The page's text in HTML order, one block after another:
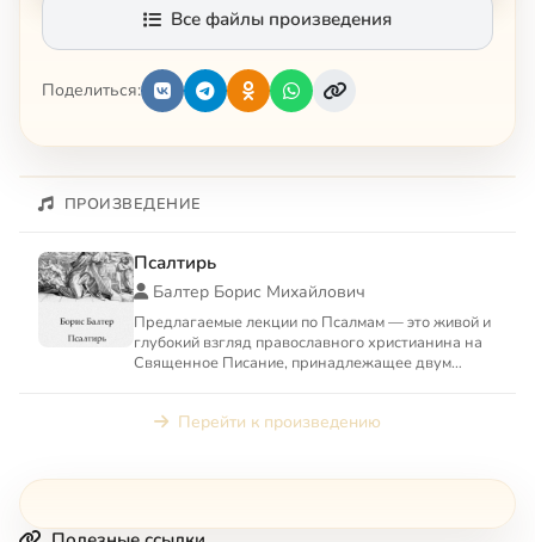
Все файлы произведения
Поделиться:
ПРОИЗВЕДЕНИЕ
Псалтирь
Балтер Борис Михайлович
Предлагаемые лекции по Псалмам — это живой и
глубокий взгляд православного христианина на
Священное Писание, принадлежащее двум
Перейти к произведению